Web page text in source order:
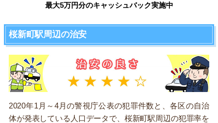
最大5万円分のキャッシュバック実施中
桜新町駅周辺の治安
2020年1月～4月の警視庁公表の犯罪件数と、各区の自治
体が発表している人口データで、桜新町駅周辺の犯罪率を